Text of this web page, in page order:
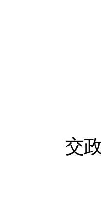
交